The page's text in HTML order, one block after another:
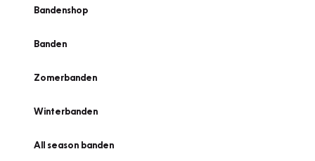
Bandenshop
Banden
Zomerbanden
Winterbanden
All season banden